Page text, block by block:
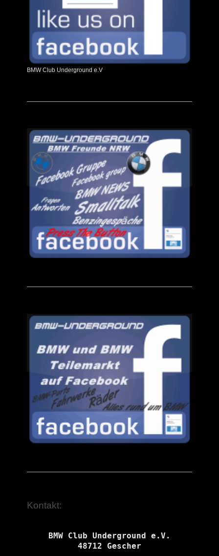
BMW Club Underground e.V
Kontakt:
BMW Club Underground e.V.
48712 Gescher